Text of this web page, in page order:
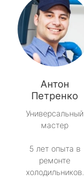
Антон
Петренко
Универсальный
мастер
5 лет опыта в
ремонте
холодильников.